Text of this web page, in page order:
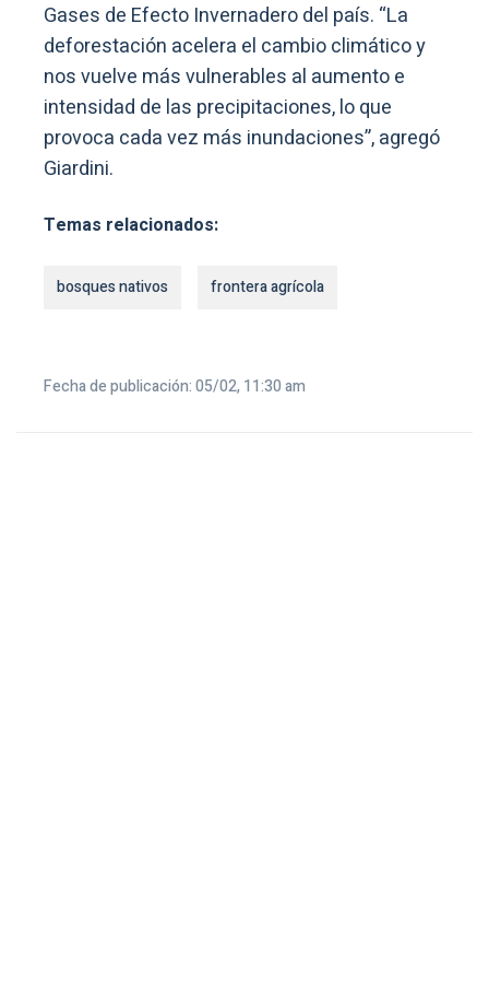
Gases de Efecto Invernadero del país. “La
deforestación acelera el cambio climático y
nos vuelve más vulnerables al aumento e
intensidad de las precipitaciones, lo que
provoca cada vez más inundaciones”, agregó
Giardini.
Temas relacionados:
bosques nativos frontera agrícola
Fecha de publicación: 05/02, 11:30 am